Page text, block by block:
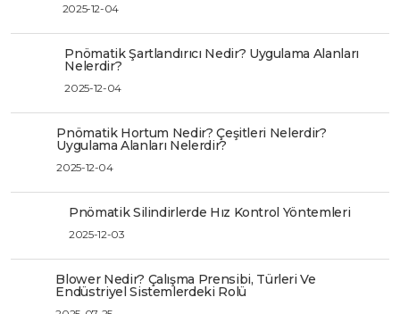
2025-12-04
Pnömatik Şartlandırıcı Nedir? Uygulama Alanları
Nelerdir?
2025-12-04
Pnömatik Hortum Nedir? Çeşitleri Nelerdir?
Uygulama Alanları Nelerdir?
2025-12-04
Pnömatik Silindirlerde Hız Kontrol Yöntemleri
2025-12-03
Blower Nedir? Çalışma Prensibi, Türleri Ve
Endüstriyel Sistemlerdeki Rolü